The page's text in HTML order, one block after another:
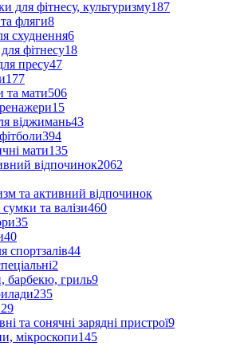
для фітнесу, культуризму187
фляги8
схуднення6
фітнесу18
пресу47
177
та мати506
15
віджимань43
394
мати135
відпочинок2062
та активний відпочинок
та валізи460
35
40
спортзалів44
2
барбекю, гриль9
235
та сонячні зарядні пристрої9
мікроскопи145